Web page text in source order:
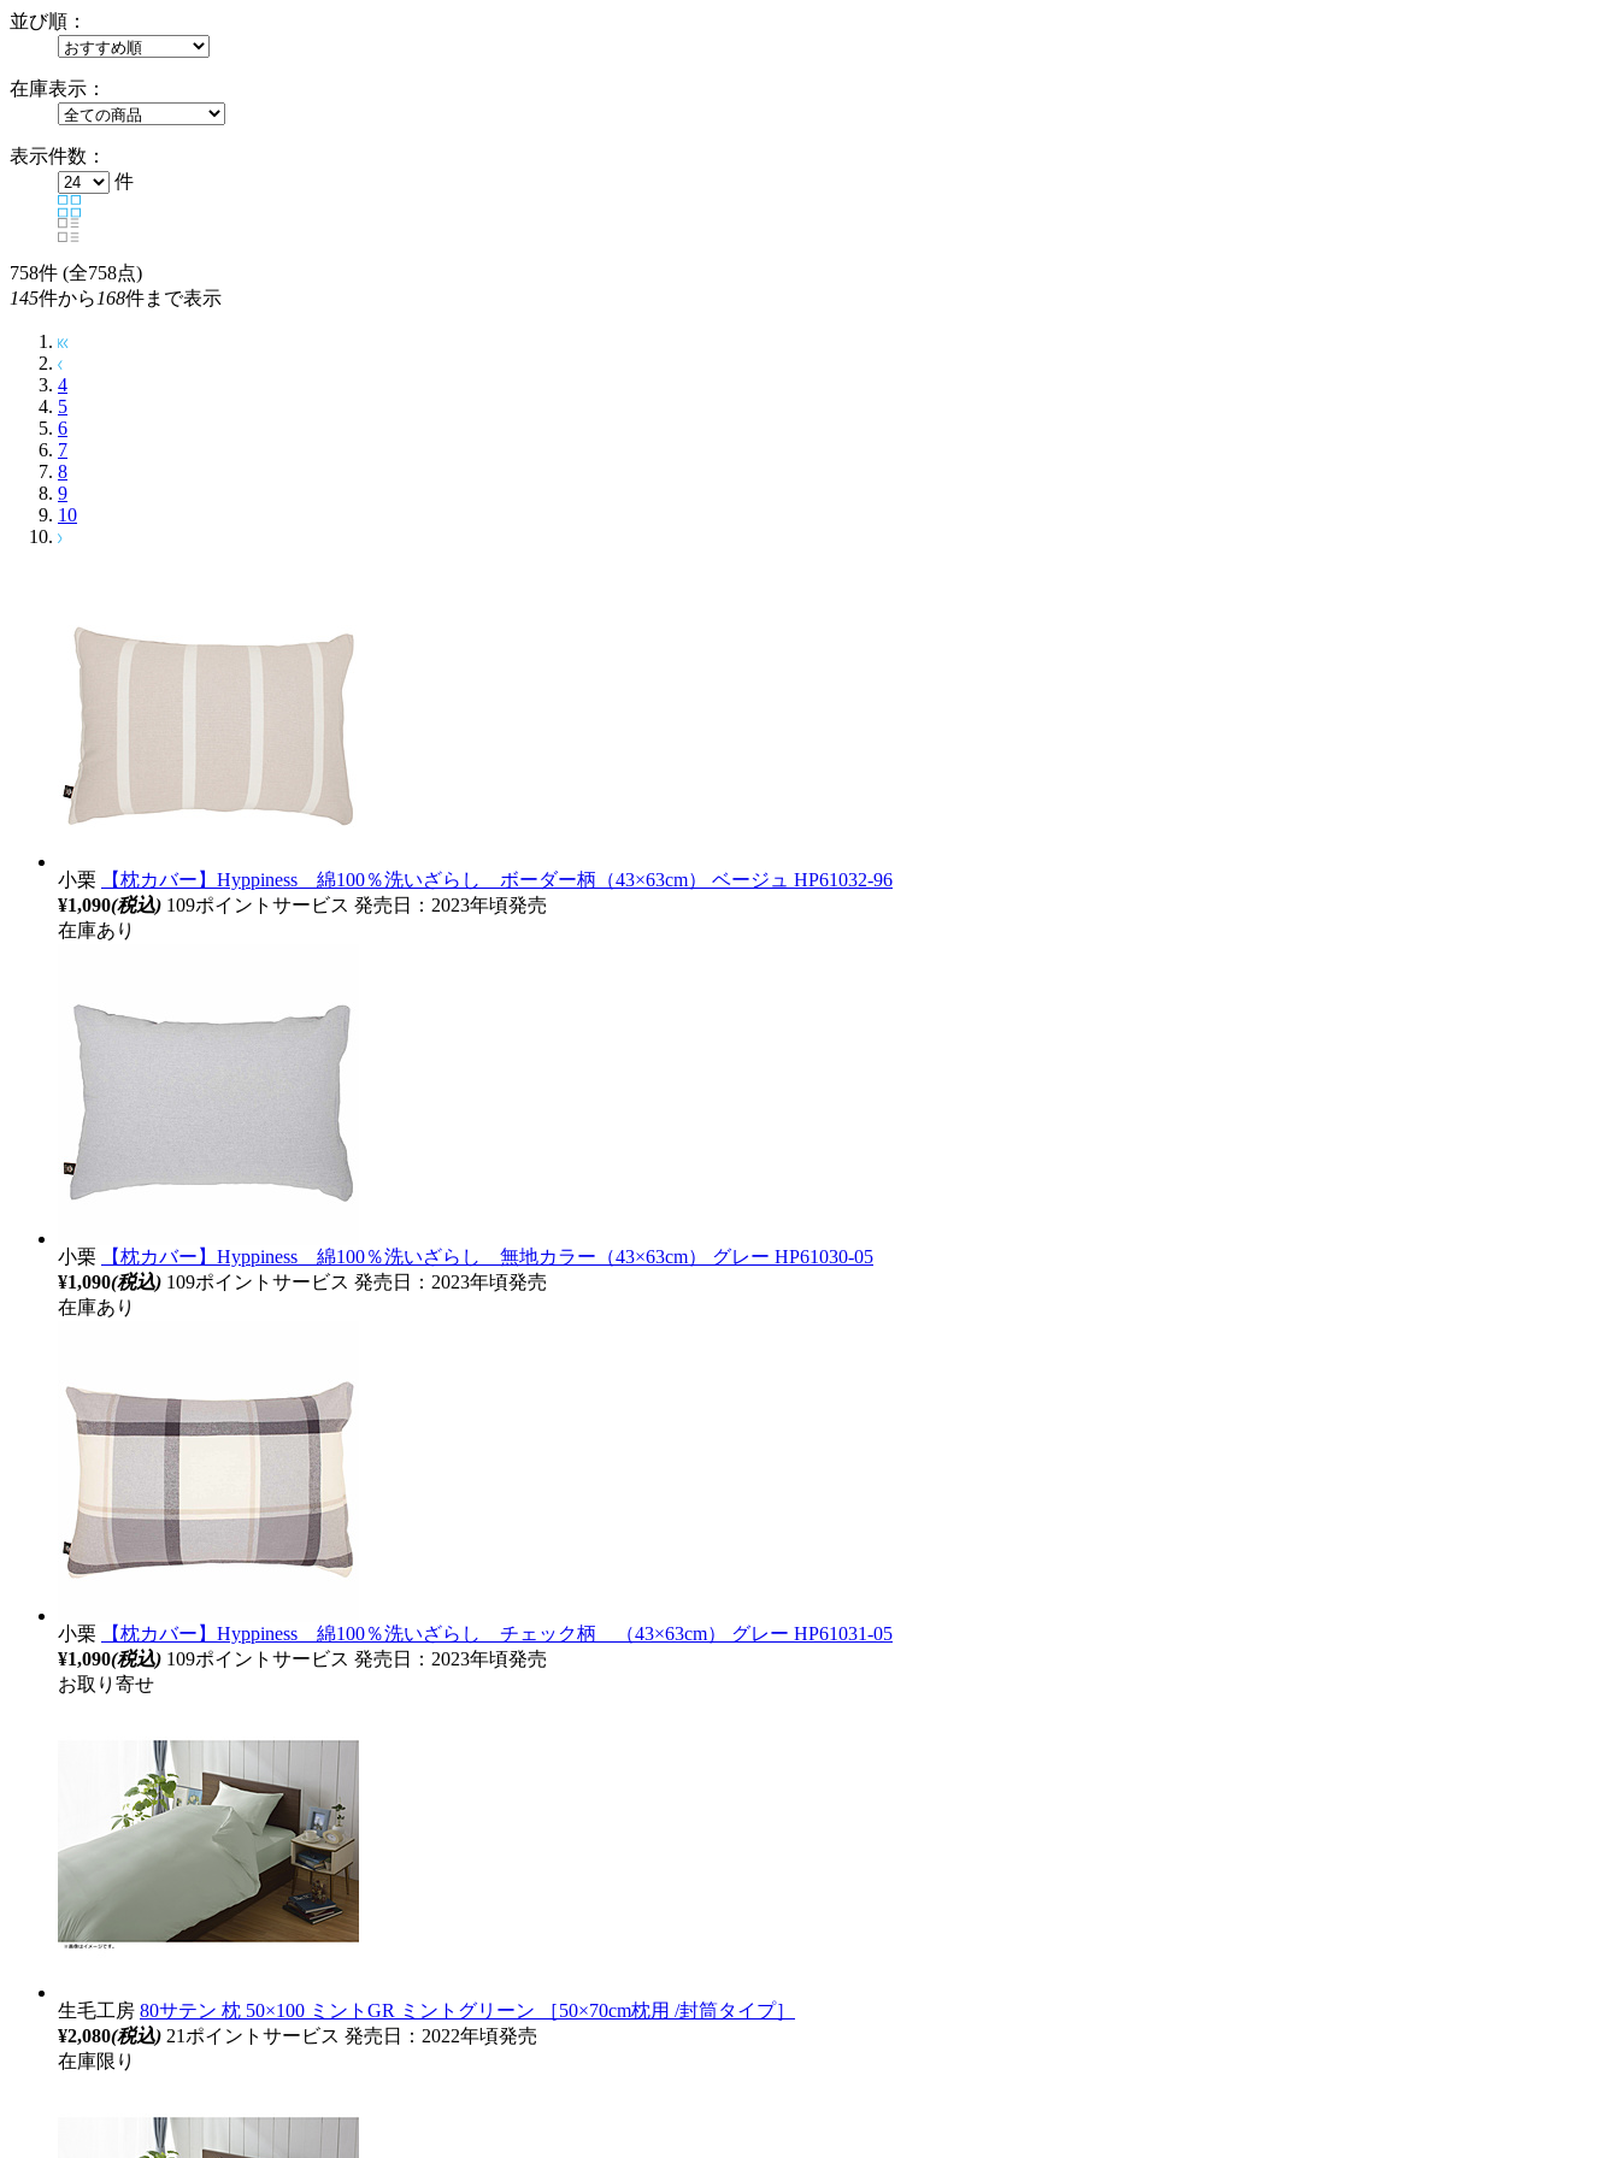
並び順：
在庫表示：
表示件数：
件
758件 (全758点)
145件から 168件まで表示
4
5
6
7
8
9
10
小栗
【枕カバー】Hyppiness 綿100％洗いざらし ボーダー柄（43×63cm） ベージュ HP61032-96
¥1,090(税込) 109ポイントサービス 発売日：2023年頃発売
在庫あり
小栗
【枕カバー】Hyppiness 綿100％洗いざらし 無地カラー（43×63cm） グレー HP61030-05
¥1,090(税込) 109ポイントサービス 発売日：2023年頃発売
在庫あり
小栗
【枕カバー】Hyppiness 綿100％洗いざらし チェック柄 （43×63cm） グレー HP61031-05
¥1,090(税込) 109ポイントサービス 発売日：2023年頃発売
お取り寄せ
生毛工房 80サテン 枕 50×100 ミントGR ミントグリーン ［50×70cm枕用 /封筒タイプ］
¥2,080(税込) 21ポイントサービス 発売日：2022年頃発売
在庫限り